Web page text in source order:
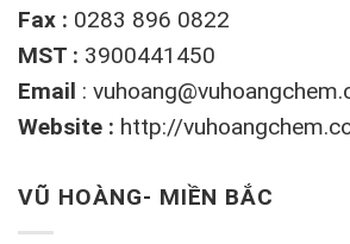
Fax : 0283 896 0822
MST : 3900441450
Email :
Website : http://
VŨ HOÀNG- MIỀN BẮC